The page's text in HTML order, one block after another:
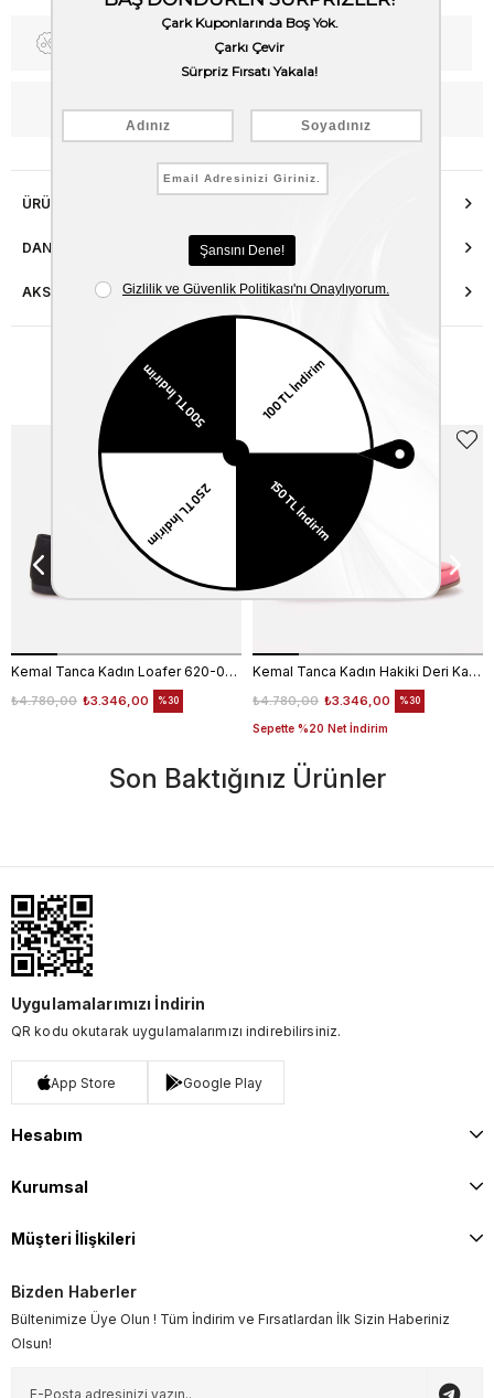
Fiyat Düşünce Haber Ver
WhatsApp’tan Bilgi Al
ÜRÜN ÖZELLIKLERI
DANIŞMA HATTI
AKSESUAR ONARIMI
Benzer Ürünler
Kemal Tanca Kadın Loafer 620-003F
₺3.346,00
₺4.780,00 %30
Kemal Tanca Kadın Hakiki Deri Kauçuk Taban Pembe Loafer Konforlu Babet
₺3.346,00
₺4.780,00
Sepette %20 Net İndirim
%30
İNDİRİM
Son Baktığınız Ürünler
Uygulamalarımızı İndirin
QR kodu okutarak uygulamalarımızı indirebilirsiniz.
App Store Google Play
Hesabım
Kurumsal
Müşteri İlişkileri
Bizden Haberler
Bültenimize Üye Olun ! Tüm İndirim ve Fırsatlardan İlk Sizin Haberiniz
Olsun!